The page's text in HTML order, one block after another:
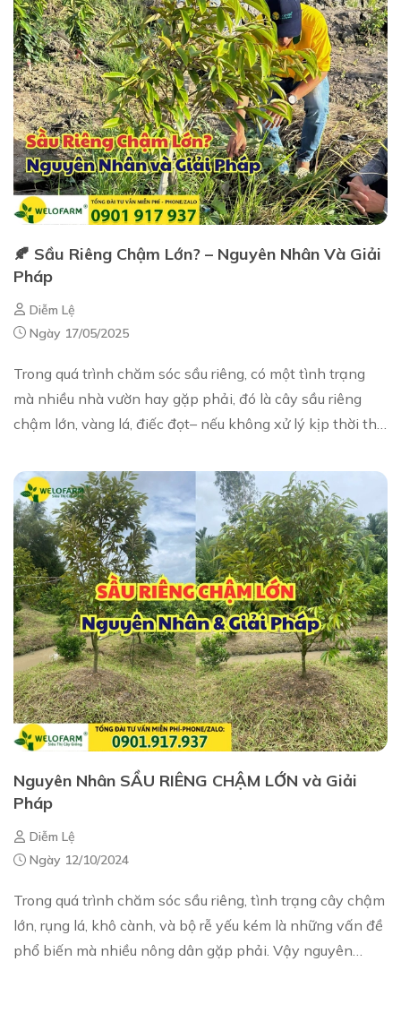
🍂 Sầu Riêng Chậm Lớn? – Nguyên Nhân Và Giải
Pháp
Diễm Lệ
Ngày 17/05/2025
Trong quá trình chăm sóc sầu riêng, có một tình trạng
mà nhiều nhà vườn hay gặp phải, đó là cây sầu riêng
chậm lớn, vàng lá, điếc đọt– nếu không xử lý kịp thời thì
Nguyên Nhân SẦU RIÊNG CHẬM LỚN và Giải
Pháp
Diễm Lệ
Ngày 12/10/2024
Trong quá trình chăm sóc sầu riêng, tình trạng cây chậm
lớn, rụng lá, khô cành, và bộ rễ yếu kém là những vấn đề
phổ biến mà nhiều nông dân gặp phải. Vậy nguyên